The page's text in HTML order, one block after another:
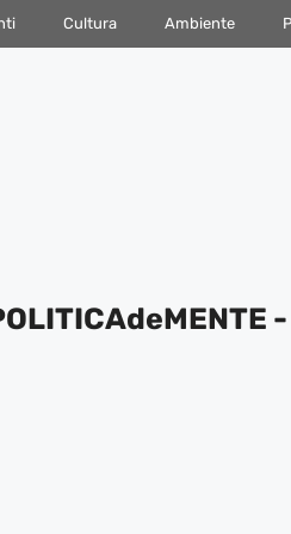
Cultura Ambiente